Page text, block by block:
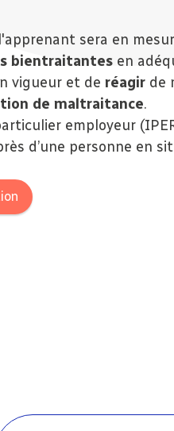
sera en
bientraitantes en
vigueur et de réagir de
de maltraitance.
employeur
d’une personne en